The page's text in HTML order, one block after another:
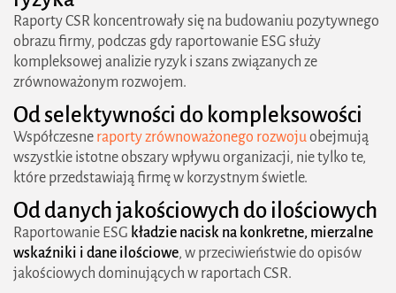
Raporty CSR koncentrowały się na budowaniu pozytywnego
obrazu firmy, podczas gdy raportowanie ESG służy
kompleksowej analizie ryzyk i szans związanych ze
zrównoważonym rozwojem.
Od selektywności do kompleksowości
Współczesne raporty zrównoważonego rozwojuobejmują
wszystkie istotne obszary wpływu organizacji, nie tylko te,
które przedstawiają firmę w korzystnym świetle.
Od danych jakościowych do ilościowych
Raportowanie ESG kładzie nacisk na konkretne, mierzalne
wskaźniki i dane ilościowe, w przeciwieństwie do opisów
jakościowych dominujących w raportach CSR.